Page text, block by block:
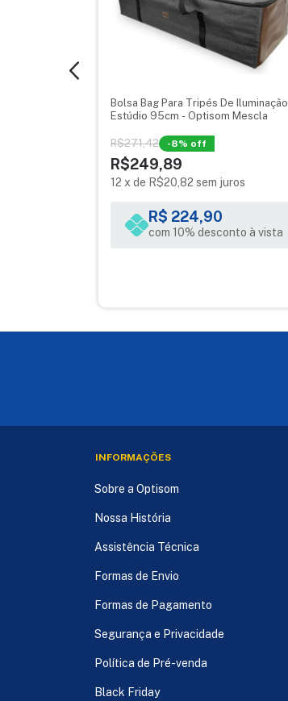
Marca: Optisom
Garantia: 03 meses
Bolsa Bag Para Tripés De Iluminação
Estúdio 95cm - Optisom Mescla
R$271,42 -8% off
R$249,89
12 xde R$20,82 sem juros
R$ 224,90
com 10% desconto à vista
INFORMAÇÕES
Sobre a Optisom
Nossa História
Assistência Técnica
Formas de Envio
Formas de Pagamento
Segurança e Privacidade
Política de Pré-venda
Black Friday